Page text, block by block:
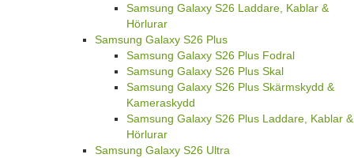
Samsung Galaxy S26 Laddare, Kablar &
Hörlurar
Samsung Galaxy S26 Plus
Samsung Galaxy S26 Plus Fodral
Samsung Galaxy S26 Plus Skal
Samsung Galaxy S26 Plus Skärmskydd &
Kameraskydd
Samsung Galaxy S26 Plus Laddare, Kablar &
Hörlurar
Samsung Galaxy S26 Ultra